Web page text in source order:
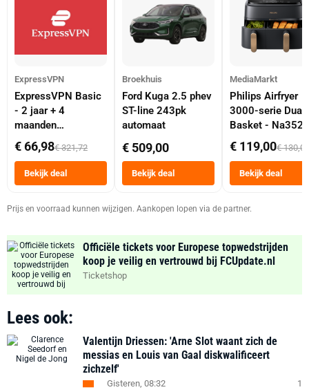
ExpressVPN
ExpressVPN Basic
- 2 jaar + 4
maanden
abonnement
€ 66,98€ 321,72
Bekijk deal
Broekhuis
Ford Kuga 2.5 phev
ST-line 243pk
automaat
€ 509,00
Bekijk deal
MediaMarkt
Philips Airfryer
3000-serie Dual
Basket -
Dubbele Mand 9
Tot 6 Personen
Heteluchtfriteuse
Zwart
€ 119,00€ 130,00
Bekijk deal
Prijs en voorraad kunnen wijzigen. Aankopen lopen via de partner.
Officiële tickets voor Europese topwedstrijden
koop je veilig en vertrouwd bij FCUpdate.nl
Ticketshop
Lees ook:
Valentijn Driessen: 'Arne Slot waant zich de
messias en Louis van Gaal diskwalificeert
zichzelf'
Gisteren, 08:32 1